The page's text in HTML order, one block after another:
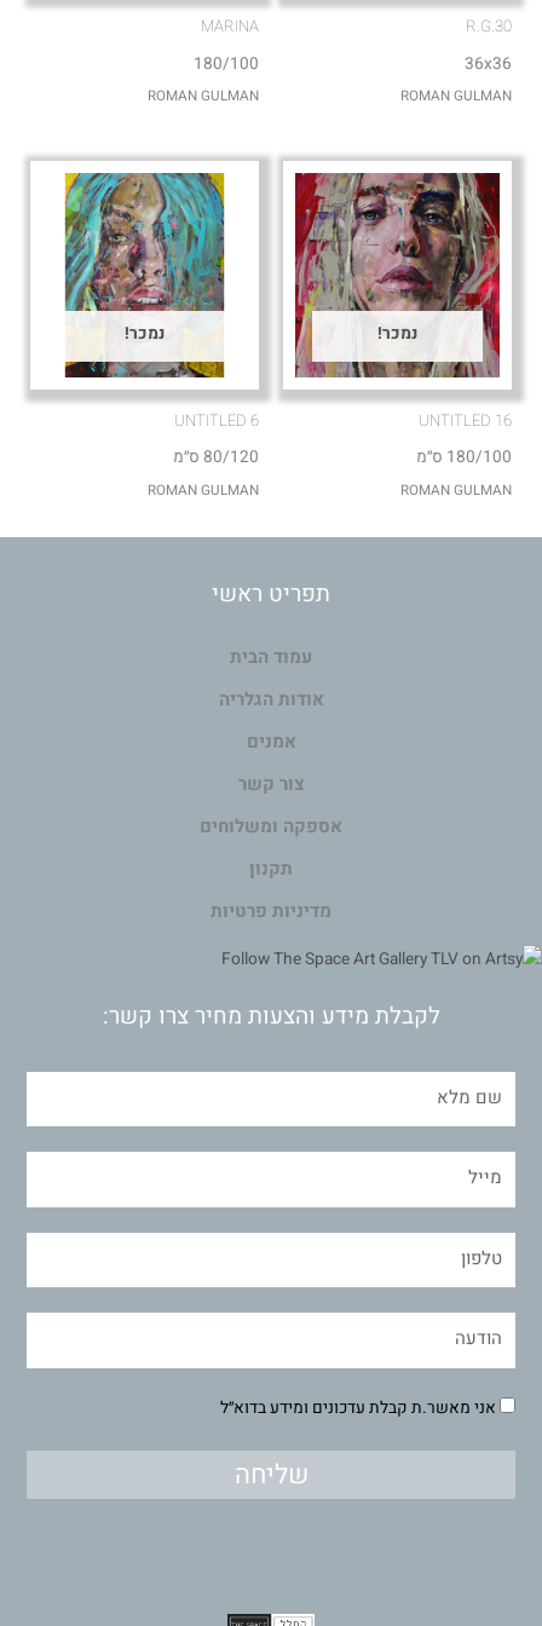
R.G.30
36x36
ROMAN GULMAN
MARINA
180/100
ROMAN GULMAN
נמכר!
UNTITLED 16
180/100 ס״מ
ROMAN GULMAN
נמכר!
UNTITLED 6
80/120 ס״מ
ROMAN GULMAN
תפריט ראשי
עמוד הבית
אודות הגלריה
אמנים
צור קשר
אספקה ומשלוחים
תקנון
מדיניות פרטיות
לקבלת מידע והצעות מחיר צרו קשר:
אני מאשר.ת קבלת עדכונים ומידע בדוא״ל
שליחה